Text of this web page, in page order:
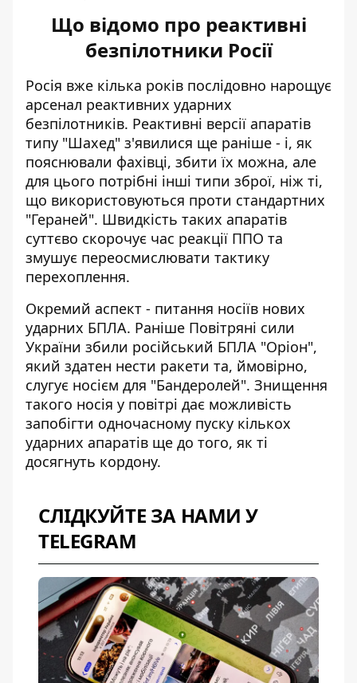
Що відомо про реактивні
безпілотники Росії
Росія вже кілька років послідовно нарощує
арсенал реактивних ударних
безпілотників. Реактивні версії апаратів
типу "Шахед" з'явилися ще раніше - і, як
пояснювали фахівці, збити їх можна, але
для цього потрібні інші типи зброї, ніж ті,
що використовуються проти стандартних
"Гераней". Швидкість таких апаратів
суттєво скорочує час реакції ППО та
змушує переосмислювати тактику
перехоплення.
Окремий аспект - питання носіїв нових
ударних БПЛА. Раніше Повітряні сили
України збили російський БПЛА "Оріон",
який здатен нести ракети та, ймовірно,
слугує носієм для "Бандеролей". Знищення
такого носія у повітрі дає можливість
запобігти одночасному пуску кількох
ударних апаратів ще до того, як ті
досягнуть кордону.
СЛІДКУЙТЕ ЗА НАМИ У
TELEGRAM